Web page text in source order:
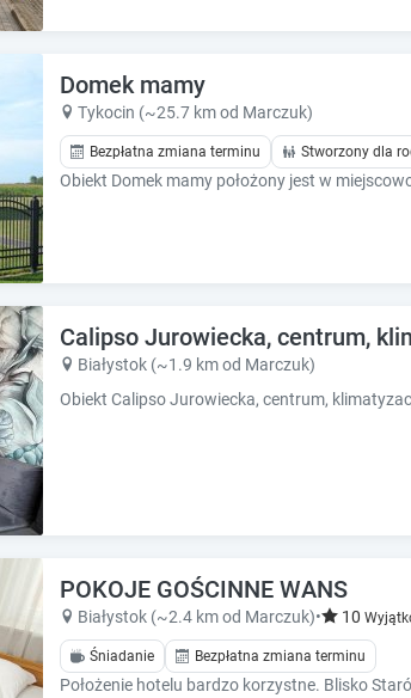
m
a
r
k
e
t
t
a
r
d
s
Domek mamy
Tykocin (~25.7 km od Marczuk)
Bezpłatna zmiana terminu Stworzony dla
Calipso Jurowiecka, centrum,
Białystok (~1.9 km od Marczuk)
POKOJE GOŚCINNE WANS
Białystok (~2.4 km od Marczuk)• 10
Śniadanie Bezpłatna zmiana terminu